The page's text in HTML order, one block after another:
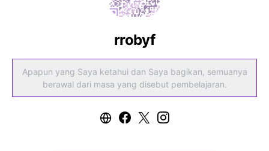
rrobyf
Apapun yang Saya ketahui dan Saya bagikan, semuanya
berawal dari masa yang disebut pembelajaran.